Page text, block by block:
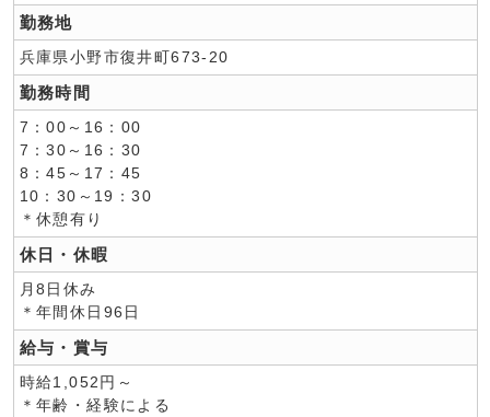
勤務地
兵庫県小野市復井町673-20
勤務時間
7：00～16：00
7：30～16：30
8：45～17：45
10：30～19：30
＊休憩有り
休日・休暇
月8日休み
＊年間休日96日
給与・賞与
時給1,052円～
＊年齢・経験による